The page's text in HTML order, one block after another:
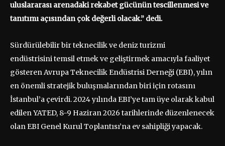
uluslararası arenadaki rekabet gücününtescillenmesi ve
tanıtımı açısından çok değerliolacak.” dedi.
Sürdürülebilir bir teknecilik ve deniz turizmi
endüstrisini temsil etmek ve geliştirmek amacıyla faaliyet
gösteren Avrupa Teknecilik Endüstrisi Derneği (EBI), yılın
en önemli stratejik buluşmalarından biri için rotasını
İstanbul’a çevirdi. 2024 yılında EBI’ye tam üye olarak kabul
edilen YATED, 8-9 Haziran 2026 tarihlerinde düzenlenecek
olan EBI Genel Kurul Toplantısı’na ev sahipliği yapacak.